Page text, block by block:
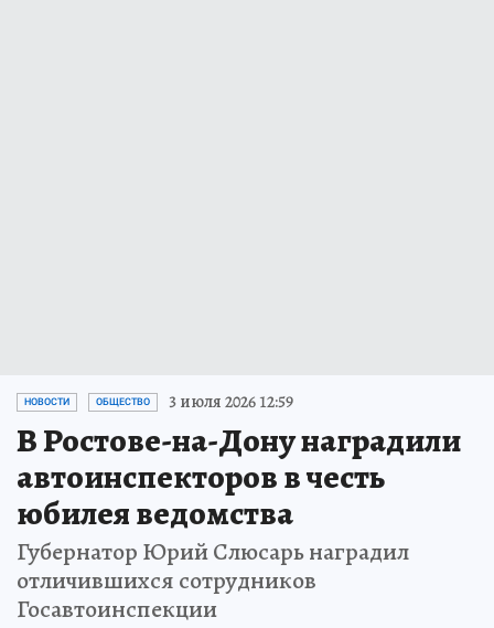
НОВОСТИ ОБЩЕСТВО 3 июля 2026 12:59
В Ростове-на-Дону наградили
автоинспекторов в честь
юбилея ведомства
Губернатор Юрий Слюсарь наградил
отличившихся сотрудников
Госавтоинспекции